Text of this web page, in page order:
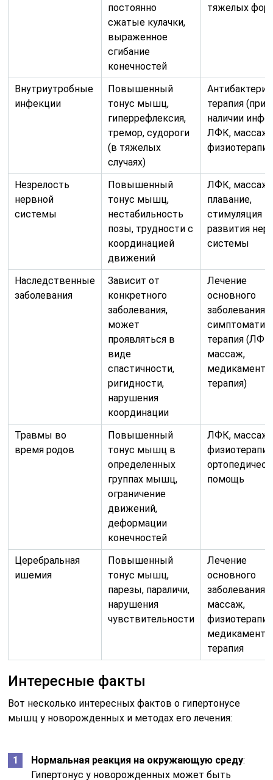
постоянно
сжатые кулачки,
выраженное
сгибание
конечностей
тяжелых
Внутриутробные
инфекции
Повышенный
тонус мышц,
гиперрефлексия,
тремор, судороги
(в тяжелых
случаях)
терапия (при
наличии
ЛФК, массаж,
физиотерапия
Незрелость
нервной
системы
Повышенный
тонус мышц,
нестабильность
позы, трудности с
координацией
движений
ЛФК, массаж,
плавание,
стимуляция
развития
системы
Наследственные
заболевания
Зависит от
конкретного
заболевания,
может
проявляться в
виде
спастичности,
ригидности,
нарушения
координации
Лечение
основного
заболевания,
терапия (ЛФК,
массаж,
терапия)
Травмы во
время родов
Повышенный
тонус мышц в
определенных
группах мышц,
ограничение
движений,
деформации
конечностей
ЛФК, массаж,
помощь
Церебральная
ишемия
Повышенный
тонус мышц,
парезы, параличи,
нарушения
чувствительности
Лечение
основного
массаж,
терапия
Интересные факты
Вот несколько интересных фактов о гипертонусе
мышц у новорожденных и методах его лечения:
Нормальная реакция на окружающую среду:
Гипертонус у новорожденных может быть